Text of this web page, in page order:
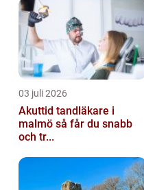
03 juli 2026
Akuttid tandläkare i
malmö så får du snabb
och tr...